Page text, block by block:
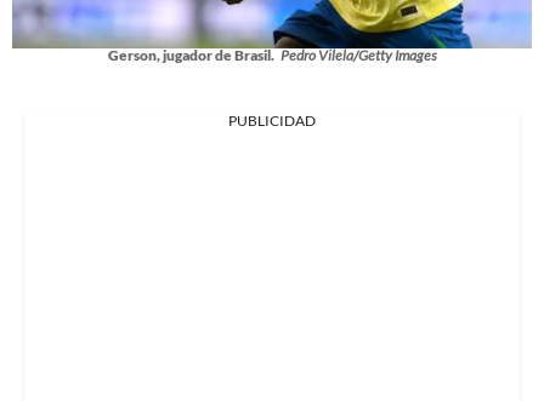
Gerson, jugador de Brasil. Pedro Vilela/Getty Images
PUBLICIDAD